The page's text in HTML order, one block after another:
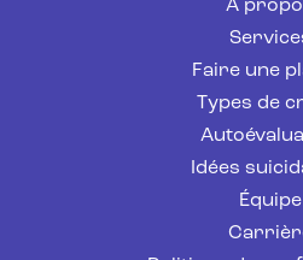
À
Faire une
Types de
Idées
Équipe